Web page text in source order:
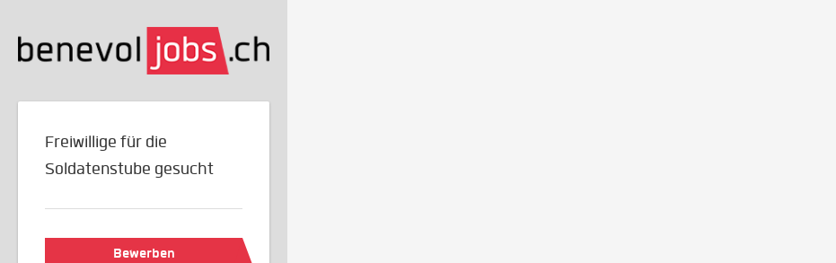
Freiwillige für die
Soldatenstube gesucht
Bewerben